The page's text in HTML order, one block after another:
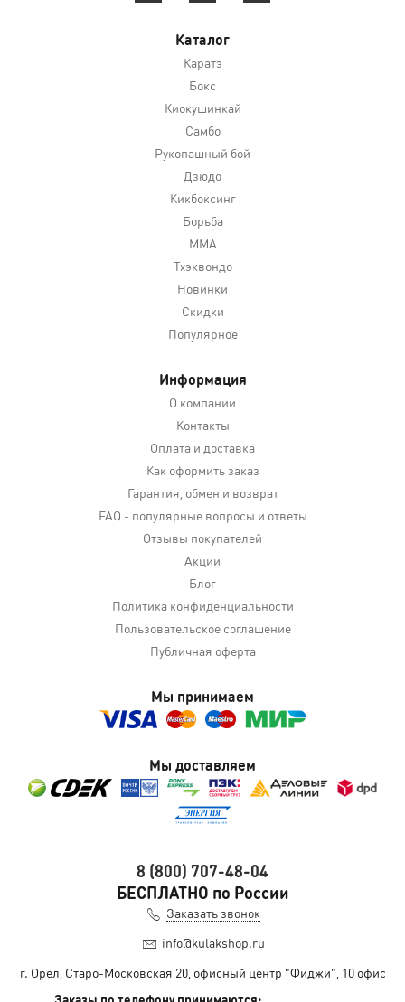
Каталог
Каратэ
Бокс
Киокушинкай
Самбо
Рукопашный бой
Дзюдо
Кикбоксинг
Борьба
MMA
Тхэквондо
Новинки
Скидки
Популярное
Информация
О компании
Контакты
Оплата и доставка
Как оформить заказ
Гарантия, обмен и возврат
FAQ - популярные вопросы и ответы
Отзывы покупателей
Акции
Блог
Политика конфиденциальности
Пользовательское соглашение
Публичная оферта
Мы принимаем
Мы доставляем
8 (800) 707-48-04
БЕСПЛАТНО по России
Заказать звонок
info@kulakshop.ru
г. Орёл, Старо-Московская 20, офисный центр "Фиджи", 10 офис